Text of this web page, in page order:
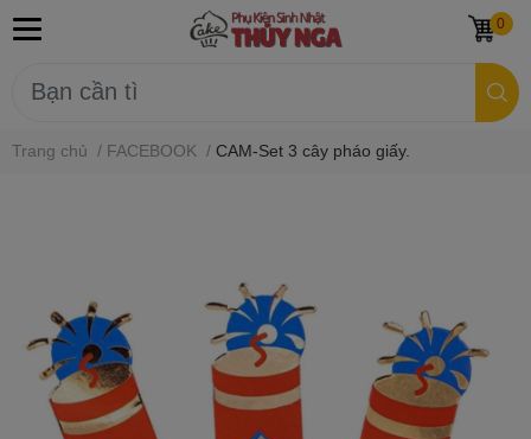
0
Trang chủ / FACEBOOK / CAM-Set 3 cây pháo giấy.